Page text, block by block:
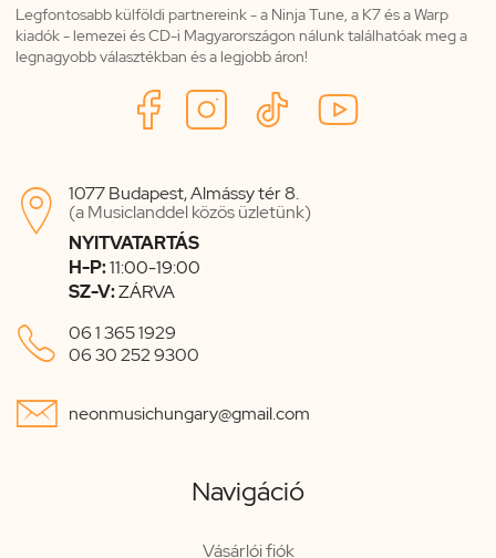
Legfontosabb külföldi partnereink - a Ninja Tune, a K7 és a Warp
kiadók - lemezei és CD-i Magyarországon nálunk találhatóak meg a
legnagyobb választékban és a legjobb áron!

1077 Budapest, Almássy tér 8.
(a Musiclanddel közös üzletünk)
NYITVATARTÁS
H-P:11:00-19:00
SZ-V:ZÁRVA
 06 1 365 1929
06 30 252 9300
 neonmusichungary@gmail.com
Navigáció
Vásárlói fiók